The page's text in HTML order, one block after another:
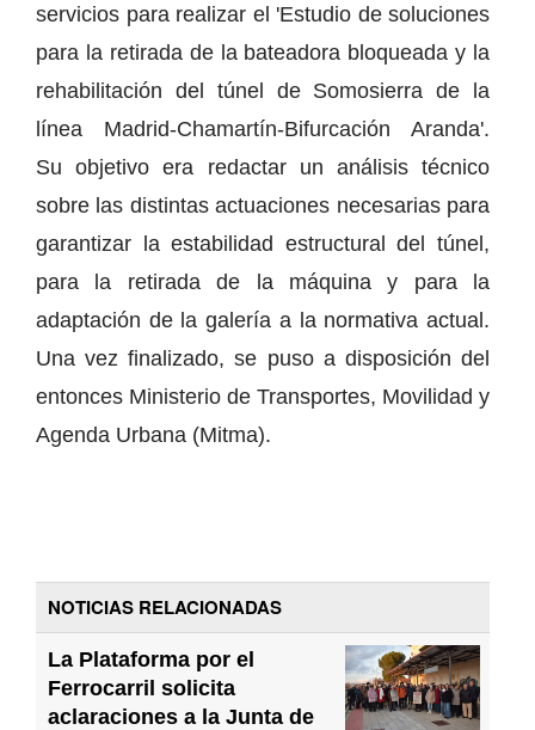
servicios para realizar el 'Estudio de soluciones
para la retirada de la bateadora bloqueada y la
rehabilitación del túnel de Somosierra de la
línea Madrid-Chamartín-Bifurcación Aranda'.
Su objetivo era redactar un análisis técnico
sobre las distintas actuaciones necesarias para
garantizar la estabilidad estructural del túnel,
para la retirada de la máquina y para la
adaptación de la galería a la normativa actual.
Una vez finalizado, se puso a disposición del
entonces Ministerio de Transportes, Movilidad y
Agenda Urbana (Mitma).
NOTICIAS RELACIONADAS
La Plataforma por el
Ferrocarril solicita
aclaraciones a la Junta de